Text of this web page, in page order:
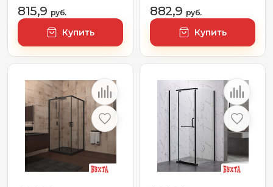
815,9 руб.
Купить
882,9 руб.
Купить